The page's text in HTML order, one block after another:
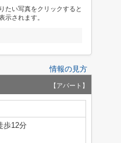
たい写真をクリックすると
示されます。
情報の見方
【アパート】
歩12分